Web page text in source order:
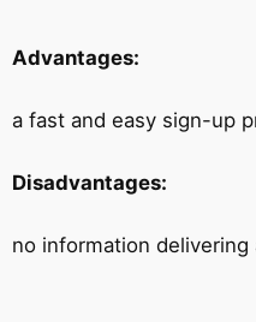
Advantages:
a fast and easy sign-up
Disadvantages:
no information